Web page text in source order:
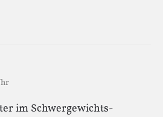
im Schwergewichts-